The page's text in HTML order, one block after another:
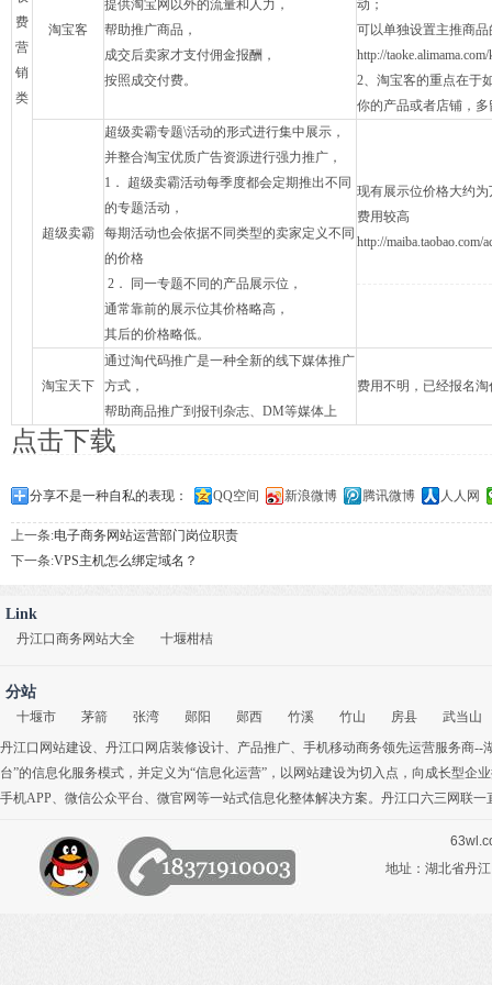
费
营
销
类
淘宝客
提供淘宝网以外的流量和人力，
帮助推广商品，
成交后卖家才支付佣金报酬，
按照成交付费。
动；
可以单独设置主推商
http://
2、淘宝客的重点在于
你的产品或者店铺，
超级卖霸
超级卖霸专题\活动的形式进行集中展示，
并整合淘宝优质广告资源进行强力推广，
1． 超级卖霸活动每季度都会定期推出不同
的专题活动，
每期活动也会依据不同类型的卖家定义不同
的价格
2． 同一专题不同的产品展示位，
通常靠前的展示位其价格略高，
其后的价格略低。
现有展示位价格大约
费用较高
http://
淘宝天下
通过淘代码推广是一种全新的线下媒体推广
方式，
帮助商品推广到报刊杂志、DM等媒体上
费用不明，已经报名
点击下载
分享不是一种自私的表现： QQ空间 新浪微博 腾讯微博 人人网
上一条:电子商务网站运营部门岗位职责
下一条:VPS主机怎么绑定域名？
Link
丹江口商务网站大全 十堰柑桔
分站
十堰市 茅箭 张湾 郧阳 郧西 竹溪 竹山 房县
武当山
丹江口网站建设、 丹江口网店装修设计、 产品推广、 手机移动商务领先运营服务商--
台”的信息化服务模式，并定义为“信息化运营”，以网站建设为切入点，向成长型企
手机APP、 微信公众平台、 微官网等一站式信息化整体解决方案。丹江口六三网联
地址：湖北省丹